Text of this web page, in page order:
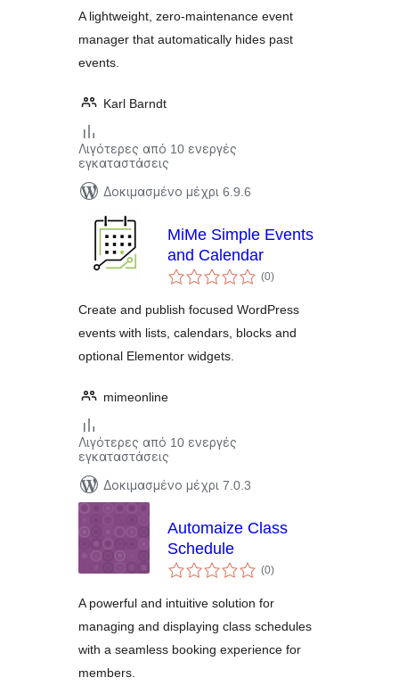
A lightweight, zero-maintenance event
manager that automatically hides past
events.
Karl Barndt
Λιγότερες από 10 ενεργές
εγκαταστάσεις
Δοκιμασμένο μέχρι 6.9.6
MiMe Simple Events
and Calendar
(0αξιολογήσεις
σύνολο
)
Create and publish focused WordPress
events with lists, calendars, blocks and
optional Elementor widgets.
mimeonline
Λιγότερες από 10 ενεργές
εγκαταστάσεις
Δοκιμασμένο μέχρι 7.0.3
Automaize Class
Schedule
(0αξιολογήσεις
σύνολο
)
A powerful and intuitive solution for
managing and displaying class schedules
with a seamless booking experience for
members.